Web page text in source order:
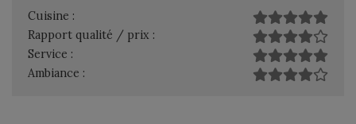
Cuisine :
Rapport qualité / prix :
Service :
Ambiance :